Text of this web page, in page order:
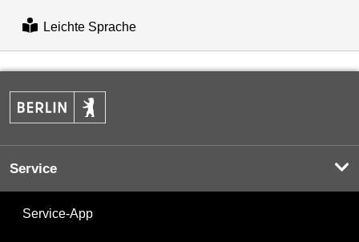
Leichte Sprache
Service
Service-App